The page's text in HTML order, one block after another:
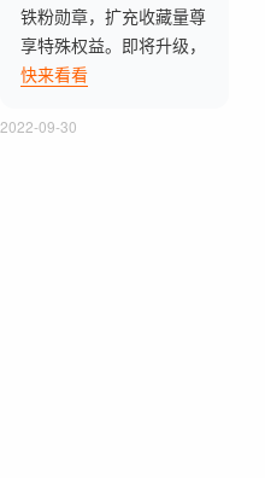
铁粉勋章，扩充收藏量尊
享特殊权益。即将升级，
快来看看
2022-09-30